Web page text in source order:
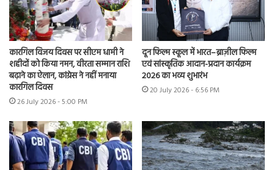
कारगिल विजय दिवस पर सीएम धामी ने
शहीदों को किया नमन, वीरता सम्मान राशि
बढ़ाने का ऐलान, कांग्रेस ने नहीं मनाया
कारगिल दिवस
26 July 2026 - 5:00 PM
दून फिल्म स्कूल में भारत–ब्राज़ील फिल्म
एवं सांस्कृतिक आदान-प्रदान कार्यक्रम
2026 का भव्य शुभारंभ
20 July 2026 - 6:56 PM